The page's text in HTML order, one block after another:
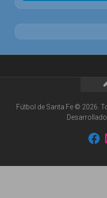
Fútbol de Santa Fe © 2026.